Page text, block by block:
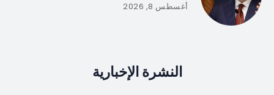
أغسطس 8, 2026
النشرة الإخبارية